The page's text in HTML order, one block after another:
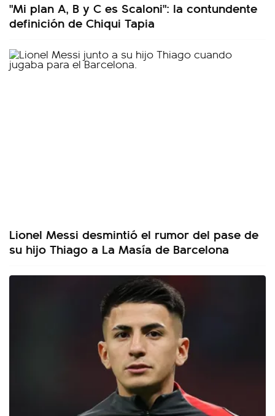
"Mi plan A, B y C es Scaloni": la contundente
definición de Chiqui Tapia
Lionel Messi desmintió el rumor del pase de
su hijo Thiago a La Masía de Barcelona